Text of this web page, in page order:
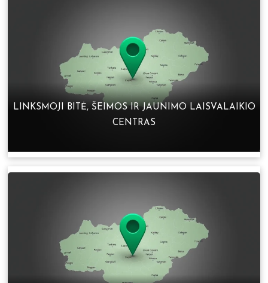
LINKSMOJI BITĖ, ŠEIMOS IR JAUNIMO LAISVALAIKIO
CENTRAS